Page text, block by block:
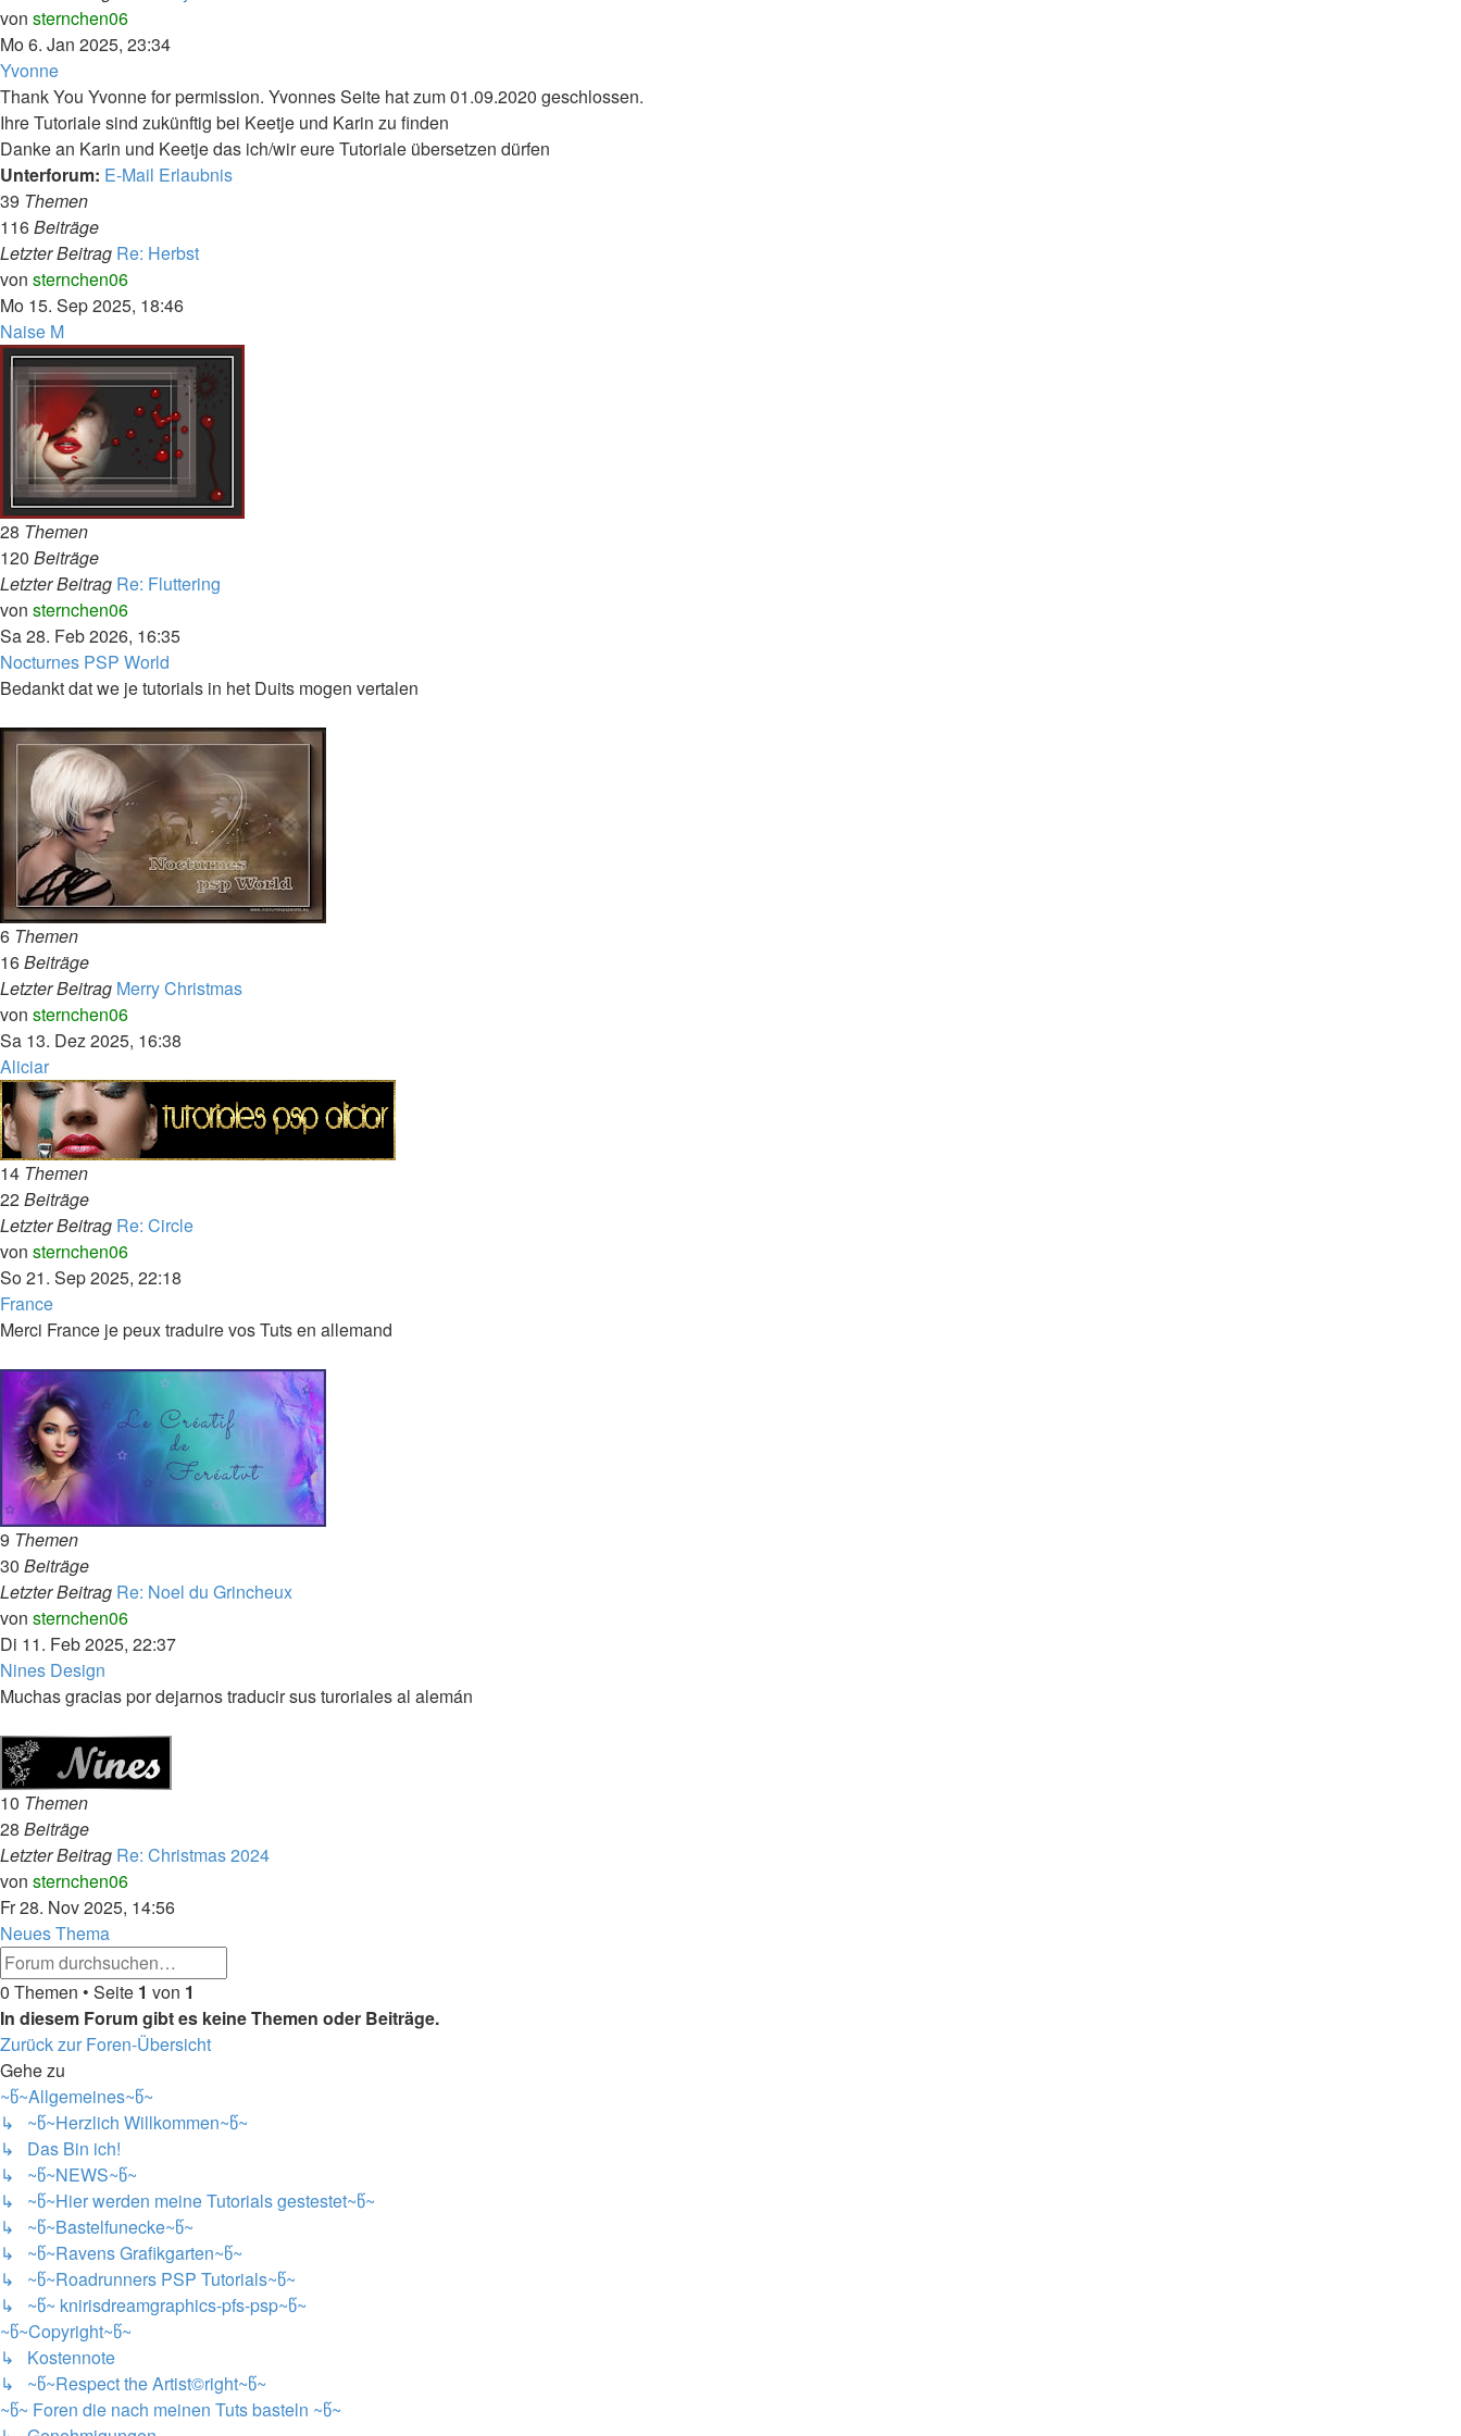
von sternchen06Neuester
Beitrag
Mo 6. Jan 2025, 23:34
Yvonne
Thank You Yvonne for permission. Yvonnes Seite hat zum 01.09.2020 geschlossen.
Ihre Tutoriale sind zukünftig bei Keetje und Karin zu finden
Danke an Karin und Keetje das ich/wir eure Tutoriale übersetzen dürfen
Unterforum: E-Mail Erlaubnis
39 Themen
116Beiträge
Letzter Beitrag Re: Herbst
von sternchen06Neuester
Beitrag
Mo 15. Sep 2025, 18:46
Naise M
28 Themen
120 Beiträge
Letzter Beitrag Re: Fluttering
von sternchen06Neuester
Beitrag
Sa 28. Feb 2026, 16:35
Nocturnes PSP World
Bedankt dat we je tutorials in het Duits mogen vertalen
6 Themen
16Beiträge
Letzter Beitrag Merry Christmas
von sternchen06Neuester
Beitrag
Sa 13. Dez 2025, 16:38
Aliciar
14 Themen
22Beiträge
Letzter Beitrag Re: Circle
von sternchen06Neuester
Beitrag
So 21. Sep 2025, 22:18
France
Merci France je peux traduire vos Tuts en allemand
9 Themen
30 Beiträge
Letzter Beitrag Re: Noel du Grincheux
von sternchen06Neuester
Beitrag
Di 11. Feb 2025, 22:37
Nines Design
Muchas gracias por dejarnos traducir sus turoriales al alemán
10 Themen
28 Beiträge
Letzter Beitrag Re: Christmas 2024
von sternchen06Neuester
Beitrag
Fr 28. Nov 2025, 14:56
Neues Thema
0 Themen • Seite 1 von 1
In diesem Forum gibt es keine Themen oder Beiträge.
Zurück zur Foren-Übersicht
Gehe zu
~წ~Allgemeines~წ~
↳ ~წ~Herzlich Willkommen~წ~
↳ Das Bin ich!
↳ ~წ~NEWS~წ~
↳ ~წ~Hier werden meine Tutorials gestestet~წ~
↳ ~წ~Bastelfunecke~წ~
↳ ~წ~Ravens Grafikgarten~წ~
↳ ~წ~Roadrunners PSP Tutorials~წ~
↳ ~წ~ knirisdreamgraphics-pfs-psp~წ~
~წ~Copyright~წ~
↳ Kostennote
↳ ~წ~Respect the Artist©right~წ~
~წ~ Foren die nach meinen Tuts basteln ~წ~